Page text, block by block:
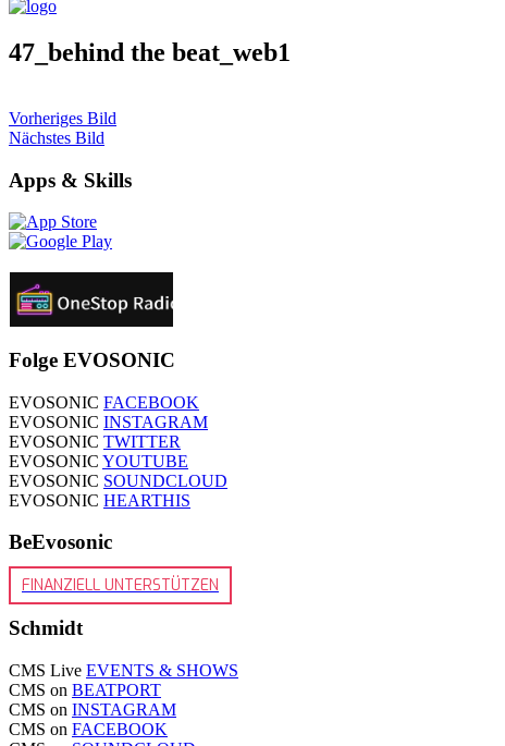
47_behind the beat_web1
Vorheriges Bild
Nächstes Bild
Apps & Skills
Folge EVOSONIC
EVOSONIC FACEBOOK
EVOSONIC INSTAGRAM
EVOSONIC TWITTER
EVOSONIC YOUTUBE
EVOSONIC SOUNDCLOUD
EVOSONIC HEARTHIS
BeEvosonic
FINANZIELL UNTERSTÜTZEN
Schmidt
CMS Live EVENTS & SHOWS
CMS on BEATPORT
CMS on INSTAGRAM
CMS on FACEBOOK